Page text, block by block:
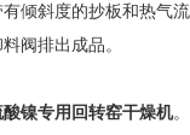
倾斜度的抄板和热气流
阀排出成品。
酸镍专用回转窑干燥机。